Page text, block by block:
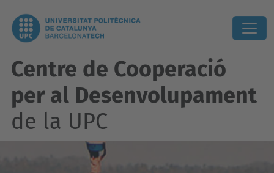
Centre de Cooperació
per al Desenvolupament
de la UPC